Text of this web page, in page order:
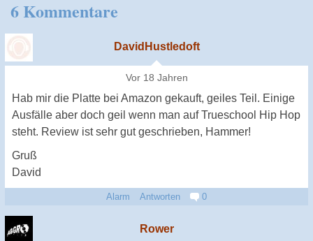
6 Kommentare
DavidHustledoft
Vor 18 Jahren
Hab mir die Platte bei Amazon gekauft, geiles Teil. Einige
Ausfälle aber doch geil wenn man auf Trueschool Hip Hop
steht. Review ist sehr gut geschrieben, Hammer!
Gruß
David
Alarm Antworten 0
Rower